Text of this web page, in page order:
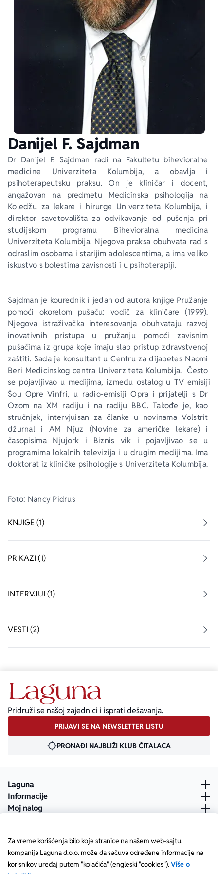
Za vreme korišćenja bilo koje stranice na našem web-sajtu,
kompanija Laguna d.o.o. može da sačuva određene informacije na
korisnikov uređaj putem "kolačića" (engleski "cookies").Više o
Danijel F. Sajdman
Dr Danijel F. Sajdman radi na Fakultetu bihevioralne
medicine Univerziteta Kolumbija, a obavlja i
psihoterapeutsku praksu. On je kliničar i docent,
angažovan na predmetu Medicinska psihologija na
Koledžu za lekare i hirurge Univerziteta Kolumbija, i
direktor savetovališta za odvikavanje od pušenja pri
studijskom programu Bihevioralna medicina
Univerziteta Kolumbija. Njegova praksa obuhvata rad s
odraslim osobama i starijim adolescentima, a ima veliko
iskustvo s bolestima zavisnosti i u psihoterapiji.
Sajdman je kourednik i jedan od autora knjige Pružanje
pomoći okorelom pušaču: vodič za kliničare (1999).
Njegova istraživačka interesovanja obuhvataju razvoj
inovativnih pristupa u pružanju pomoći zavisnim
pušačima iz grupa koje imaju slab pristup zdravstvenoj
zaštiti. Sada je konsultant u Centru za dijabetes Naomi
Beri Medicinskog centra Univerziteta Kolumbija.  Često
se pojavljivao u medijima, između ostalog u TV emisiji
Šou Opre Vinfri, u radio-emisiji Opra i prijatelji s Dr
Ozom na XM radiju i na radiju BBC. Takođe je, kao
stručnjak, intervjuisan za članke u novinama Volstrit
džurnal i AM Njuz (Novine za američke lekare) i
časopisima Njujork i Biznis vik i pojavljivao se u
programima lokalnih televizija i u drugim medijima. Ima
doktorat iz kliničke psihologije s Univerziteta Kolumbija.
Foto: Nancy Pidrus
KNJIGE (1)
PRIKAZI (1)
INTERVJUI (1)
VESTI (2)
Pridruži se našoj zajednici i isprati dešavanja.
PRIJAVI SE NA NEWSLETTER LISTU
PRONAĐI NAJBLIŽI KLUB ČITALACA
Laguna
Informacije
Moj nalog
Autori
Lični razvoj i popularna psihologija
Milica Jakovljević Mir-Jam